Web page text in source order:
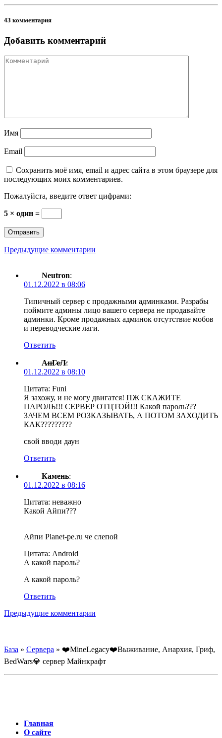
43 комментария
Добавить комментарий
Имя
Email
Сохранить моё имя, email и адрес сайта в этом браузере для
последующих моих комментариев.
Пожалуйста, введите ответ цифрами:
5 × один =
Навигация
комментариям
Предыдущие комментарии
Neutron:
01.12.2022 в 08:06
Типичный сервер с продажными админками. Разрабы
поймите админы лицо вашего сервера не продавайте
админки. Кроме продажных админок отсутствие мобов
и переводческие лаги.
Ответить
А̷н̷Г̷е̷Л̷:
01.12.2022 в 08:10
Цитата: Funi
Я захожу, и не могу двигатся! ПЖ СКАЖИТЕ
ПАРОЛЬ!!! СЕРВЕР ОТЦТОЙ!!! Какой пароль???
ЗАЧЕМ ВСЕМ РОЗКАЗЬІВАТЬ, А ПОТОМ ЗАХОДИТЬ
КАК?????????
свой вводи даун
Ответить
Камень:
01.12.2022 в 08:16
Цитата: неважно
Какой Айпи???
Айпи Planet-pe.ru че слепой
Цитата: Android
А какой пароль?
А какой пароль?
Ответить
Навигация
Предыдущие комментарии
База » Сервера » ❤️MineLegacy❤️Выживание, Анархия, Гриф,
BedWars💎 сервер Майнкрафт
Главная
О сайте